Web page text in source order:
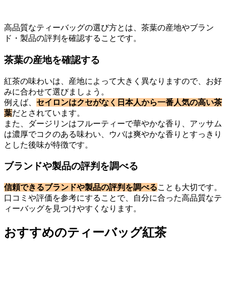
高品質なティーバッグの選び方とは、茶葉の産地やブラン
ド・製品の評判を確認することです。
茶葉の産地を確認する
紅茶の味わいは、産地によって大きく異なりますので、お好
みに合わせて選びましょう。
例えば、 セイロンはクセがなく日本人から一番人気の高い茶
葉だとされています。
また、ダージリンはフルーティーで華やかな香り、アッサム
は濃厚でコクのある味わい、ウバは爽やかな香りとすっきり
とした後味が特徴です。
ブランドや製品の評判を調べる
信頼できるブランドや製品の評判を調べることも大切です。
口コミや評価を参考にすることで、自分に合った高品質なテ
ィーバッグを見つけやすくなります。
おすすめのティーバッグ紅茶